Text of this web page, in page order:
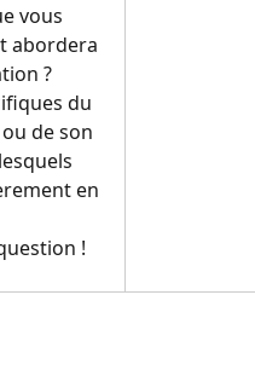
vous
abordera
?
du
de son
en
!